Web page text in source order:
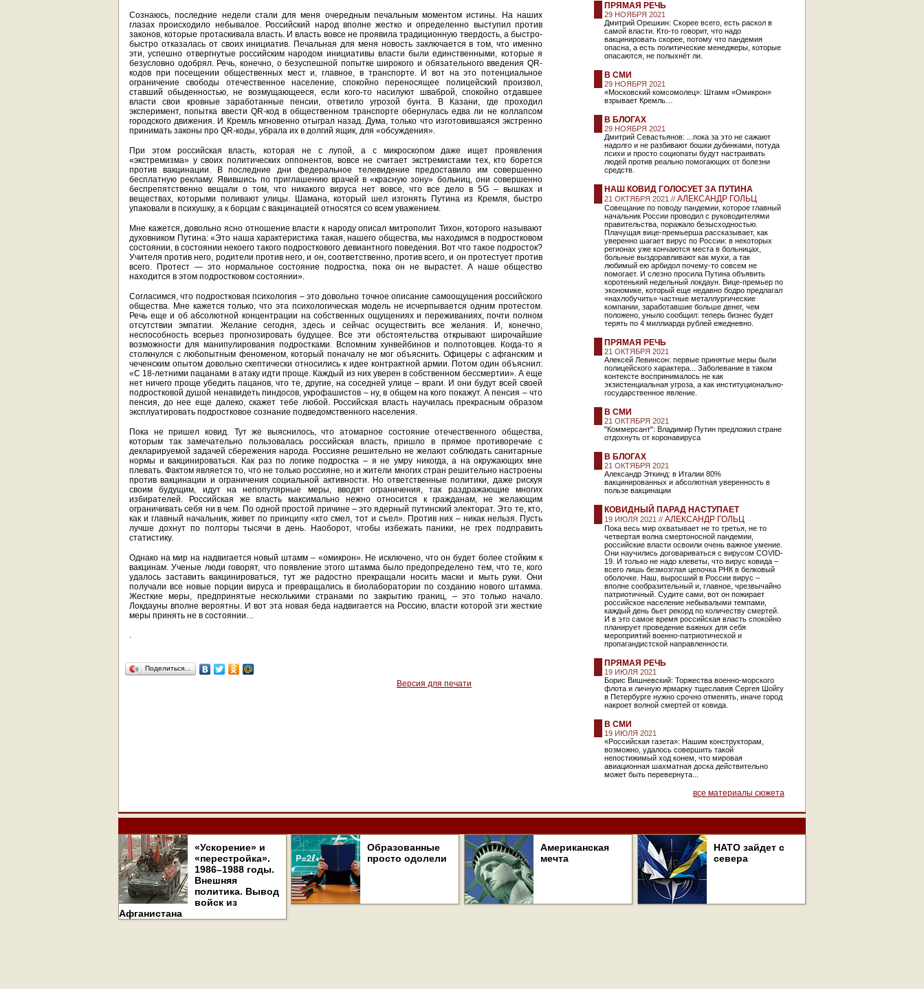
Сознаюсь, последние недели стали для меня очередным печальным моментом истины. На наших
глазах происходило небывалое. Российский народ вполне жестко и определенно выступил против
законов, которые протаскивала власть. И власть вовсе не проявила традиционную твердость, а быстро-
быстро отказалась от своих инициатив. Печальная для меня новость заключается в том, что именно
эти, успешно отвергнутые российским народом инициативы власти были единственными, которые я
безусловно одобрял. Речь, конечно, о безуспешной попытке широкого и обязательного введения QR-
кодов при посещении общественных мест и, главное, в транспорте. И вот на это потенциальное
ограничение свободы отечественное население, спокойно переносящее полицейский произвол,
ставший обыденностью, не возмущающееся, если кого-то насилуют шваброй, спокойно отдавшее
власти свои кровные заработанные пенсии, ответило угрозой бунта. В Казани, где проходил
эксперимент, попытка ввести QR-код в общественном транспорте обернулась едва ли не коллапсом
городского движения. И Кремль мгновенно отыграл назад. Дума, только что изготовившаяся экстренно
принимать законы про QR-коды, убрала их в долгий ящик, для «обсуждения».
При этом российская власть, которая не с лупой, а с микроскопом даже ищет проявления
«экстремизма» у своих политических оппонентов, вовсе не считает экстремистами тех, кто борется
против вакцинации. В последние дни федеральное телевидение предоставило им совершенно
бесплатную рекламу. Явившись по приглашению врачей в «красную зону» больниц, они совершенно
беспрепятственно вещали о том, что никакого вируса нет вовсе, что все дело в 5G – вышках и
веществах, которыми поливают улицы. Шамана, который шел изгонять Путина из Кремля, быстро
упаковали в психушку, а к борцам с вакцинацией относятся со всем уважением.
Мне кажется, довольно ясно отношение власти к народу описал митрополит Тихон, которого называют
духовником Путина: «Это наша характеристика такая, нашего общества, мы находимся в подростковом
состоянии, в состоянии некоего такого подросткового девиантного поведения. Вот что такое подросток?
Учителя против него, родители против него, и он, соответственно, против всего, и он протестует против
всего. Протест — это нормальное состояние подростка, пока он не вырастет. А наше общество
находится в этом подростковом состоянии».
Согласимся, что подростковая психология – это довольно точное описание самоощущения российского
общества. Мне кажется только, что эта психологическая модель не исчерпывается одним протестом.
Речь еще и об абсолютной концентрации на собственных ощущениях и переживаниях, почти полном
отсутствии эмпатии. Желание сегодня, здесь и сейчас осуществить все желания. И, конечно,
неспособность всерьез прогнозировать будущее. Все эти обстоятельства открывают широчайшие
возможности для манипулирования подростками. Вспомним хунвейбинов и полпотовцев. Когда-то я
столкнулся с любопытным феноменом, который поначалу не мог объяснить. Офицеры с афганским и
чеченским опытом довольно скептически относились к идее контрактной армии. Потом один объяснил:
«С 18-летними пацанами в атаку идти проще. Каждый из них уверен в собственном бессмертии». А еще
нет ничего проще убедить пацанов, что те, другие, на соседней улице – враги. И они будут всей своей
подростковой душой ненавидеть пиндосов, укрофашистов – ну, в общем на кого покажут. А пенсия – что
пенсия, до нее еще далеко, скажет тебе любой. Российская власть научилась прекрасным образом
эксплуатировать подростковое сознание подведомственного населения.
Пока не пришел ковид. Тут же выяснилось, что атомарное состояние отечественного общества,
которым так замечательно пользовалась российская власть, пришло в прямое противоречие с
декларируемой задачей сбережения народа. Россияне решительно не желают соблюдать санитарные
нормы и вакцинироваться. Как раз по логике подростка – я не умру никогда, а на окружающих мне
плевать. Фактом является то, что не только россияне, но и жители многих стран решительно настроены
против вакцинации и ограничения социальной активности. Но ответственные политики, даже рискуя
своим будущим, идут на непопулярные меры, вводят ограничения, так раздражающие многих
избирателей. Российская же власть максимально нежно относится к гражданам, не желающим
ограничивать себя ни в чем. По одной простой причине – это ядерный путинский электорат. Это те, кто,
как и главный начальник, живет по принципу «кто смел, тот и съел». Против них – никак нельзя. Пусть
лучше дохнут по полторы тысячи в день. Наоборот, чтобы избежать паники, не грех подправить
статистику.
Однако на мир на надвигается новый штамм – «омикрон». Не исключено, что он будет более стойким к
вакцинам. Ученые люди говорят, что появление этого штамма было предопределено тем, что те, кого
удалось заставить вакцинироваться, тут же радостно прекращали носить маски и мыть руки. Они
получали все новые порции вируса и превращались в биолаборатории по созданию нового штамма.
Жесткие меры, предпринятые несколькими странами по закрытию границ, – это только начало.
Локдауны вполне вероятны. И вот эта новая беда надвигается на Россию, власти которой эти жесткие
меры принять не в состоянии…
.
Поделиться…
Версия для печати
ПРЯМАЯ РЕЧЬ
29 НОЯБРЯ 2021
Дмитрий Орешкин: Скорее всего, есть раскол в
самой власти. Кто-то говорит, что надо
вакцинировать скорее, потому что пандемия
опасна, а есть политические менеджеры, которые
опасаются, не полыхнёт ли.
В СМИ
29 НОЯБРЯ 2021
«Московский комсомолец»: Штамм «Омикрон»
взрывает Кремль…
В БЛОГАХ
29 НОЯБРЯ 2021
Дмитрий Севастьянов: ...пока за это не сажают
надолго и не разбивают бошки дубинками, потуда
психи и просто социопаты будут настраивать
людей против реально помогающих от болезни
средств.
НАШ КОВИД ГОЛОСУЕТ ЗА ПУТИНА
21 ОКТЯБРЯ 2021 // АЛЕКСАНДР ГОЛЬЦ
Совещание по поводу пандемии, которое главный
начальник России проводил с руководителями
правительства, поражало безысходностью.
Плачущая вице-премьерша рассказывает, как
уверенно шагает вирус по России: в некоторых
регионах уже кончаются места в больницах,
больные выздоравливают как мухи, а так
любимый ею арбидол почему-то совсем не
помогает. И слезно просила Путина объявить
коротенький недельный локдаун. Вице-премьер по
экономике, который еще недавно бодро предлагал
«нахлобучить» частные металлургические
компании, заработавшие больше денег, чем
положено, уныло сообщил: теперь бизнес будет
терять по 4 миллиарда рублей ежедневно.
ПРЯМАЯ РЕЧЬ
21 ОКТЯБРЯ 2021
Алексей Левинсон: первые принятые меры были
полицейского характера... Заболевание в таком
контексте воспринималось не как
экзистенциальная угроза, а как институционально-
государственное явление.
В СМИ
21 ОКТЯБРЯ 2021
"Коммерсант": Владимир Путин предложил стране
отдохнуть от коронавируса
В БЛОГАХ
21 ОКТЯБРЯ 2021
Александр Эткинд: в Италии 80%
вакцинированных и абсолютная уверенность в
пользе вакцинации
КОВИДНЫЙ ПАРАД НАСТУПАЕТ
19 ИЮЛЯ 2021 // АЛЕКСАНДР ГОЛЬЦ
Пока весь мир охватывает не то третья, не то
четвертая волна смертоносной пандемии,
российские власти освоили очень важное умение.
Они научились договариваться с вирусом COVID-
19. И только не надо клеветы, что вирус ковида –
всего лишь безмозглая цепочка РНК в белковый
оболочке. Наш, выросший в России вирус –
вполне сообразительный и, главное, чрезвычайно
патриотичный. Судите сами, вот он пожирает
российское население небывалыми темпами,
каждый день бьет рекорд по количеству смертей.
И в это самое время российская власть спокойно
планирует проведение важных для себя
мероприятий военно-патриотической и
пропагандистской направленности.
ПРЯМАЯ РЕЧЬ
19 ИЮЛЯ 2021
Борис Вишневский: Торжества военно-морского
флота и личную ярмарку тщеславия Сергея Шойгу
в Петербурге нужно срочно отменять, иначе город
накроет волной смертей от ковида.
В СМИ
19 ИЮЛЯ 2021
«Российская газета»: Нашим конструкторам,
возможно, удалось совершить такой
непостижимый ход конем, что мировая
авиационная шахматная доска действительно
может быть перевернута...
все материалы сюжета
«Ускорение» и
«перестройка».
1986–1988 годы.
Внешняя
политика. Вывод
войск из
Афганистана
Образованные
просто одолели
Американская
мечта
НАТО зайдет с
севера